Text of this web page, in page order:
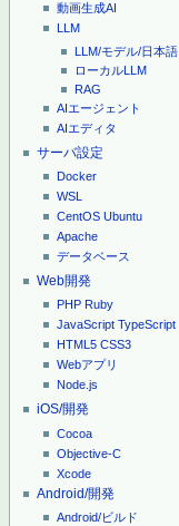
動画生成AI
LLM
LLM/モデル/日本語
ローカルLLM
RAG
AIエージェント
AIエディタ
サーバ設定
Docker
WSL
CentOS Ubuntu
Apache
データベース
Web開発
PHP Ruby
JavaScript TypeScript
HTML5 CSS3
Webアプリ
Node.js
iOS/開発
Cocoa
Objective-C
Xcode
Android/開発
Android/ビルド